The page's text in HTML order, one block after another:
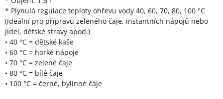
* Plynulá regulace teploty ohřevu vody 40, 60, 70, 80, 100 °C
(ideální pro přípravu zeleného čaje, instantních nápojů nebo
jídel, dětské stravy apod.)
• 40 °C = dětské kaše
• 60 °C = horké nápoje
• 70 °C = zelené čaje
• 80 °C = bílé čaje
• 100 °C = černé, bylinné čaje